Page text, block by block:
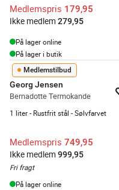
Medlemspris 179,95
Ikke medlem 279,95
På lager online
På lager i butik
Medlemstilbud
Georg Jensen
Bernadotte Termokande
1 liter - Rustfrit stål - Sølvfarvet
Medlemspris 749,95
Ikke medlem 999,95
Fri fragt
På lager online